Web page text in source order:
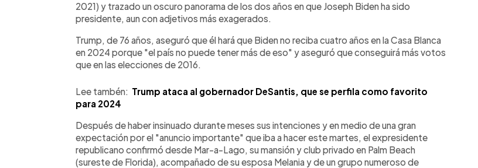
2021) y trazado un oscuro panorama de los dos años en que Joseph Biden ha sido
presidente, aun con adjetivos más exagerados.
Trump, de 76 años, aseguró que él hará que Biden no reciba cuatro años en la Casa Blanca
en 2024 porque "el país no puede tener más de eso" y aseguró que conseguirá más votos
que en las elecciones de 2016.
Lee tambén: Trump ataca al gobernador DeSantis, que se perfila como favorito
para 2024
Después de haber insinuado durante meses sus intenciones y en medio de una gran
expectación por el "anuncio importante" que iba a hacer este martes, el expresidente
republicano confirmó desde Mar-a-Lago, su mansión y club privado en Palm Beach
(sureste de Florida), acompañado de su esposa Melania y de un grupo numeroso de